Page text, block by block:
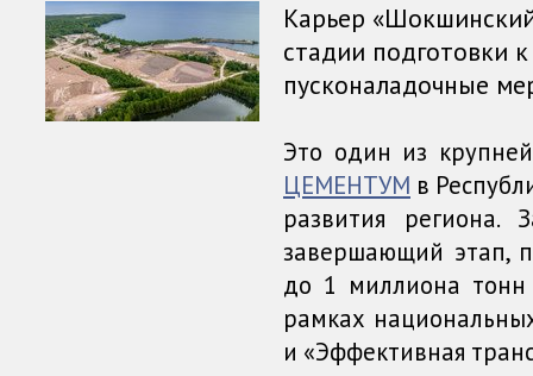
Карьер
стадии подготовки
пусконаладочные
Это один из
ЦЕМЕНТУМ в
развития региона.
завершающий этап,
до 1 миллиона
рамках
и «Эффективная